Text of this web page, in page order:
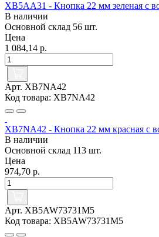
XB5AA31 - Кнопка 22 мм зеленая с
В наличии
Основной склад 56 шт.
Цена
1 084,14 р.
Арт. XB7NA42
Код товара: XB7NA42
XB7NA42 - Кнопка 22 мм красная с
В наличии
Основной склад 113 шт.
Цена
974,70 р.
Арт. XB5AW73731M5
Код товара: XB5AW73731M5